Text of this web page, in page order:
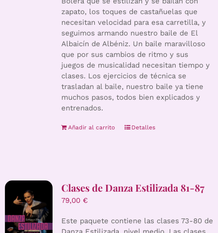
zapato, los toques de castañuelas que
necesitan velocidad para esa carretilla, y
seguimos armando nuestro baile de El
Albaicín de Albéniz. Un baile maravilloso
que por sus cambios de ritmo y sus
juegos de musicalidad necesitan tiempo y
clases. Los ejercicios de técnica se
trasladan al baile, nuestro baile ya tiene
muchos pasos, todos bien explicados y
entrenados.
Añadir al carrito Detalles
Clases de Danza Estilizada 81-87
79,00 €
Este paquete contiene las clases 73-80 de